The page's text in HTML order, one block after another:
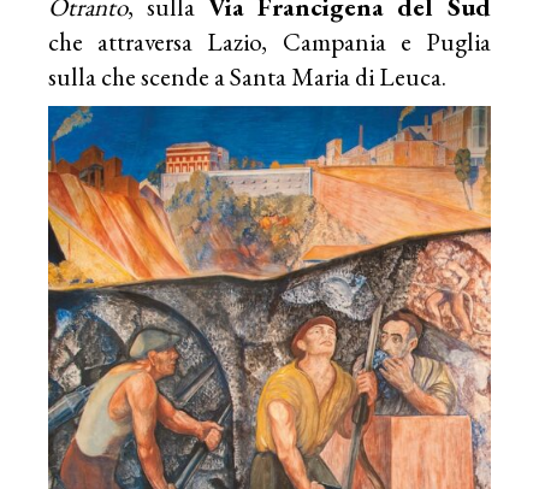
che attraversa Lazio, Campania e Puglia
sulla che scende a Santa Maria di Leuca.